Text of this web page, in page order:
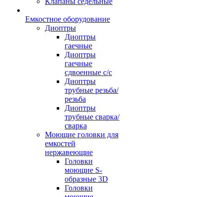
Емкостное оборудование
Диоптры
Диоптры
гаечные
Диоптры
гаечные
сдвоенные c/c
Диоптры
трубные резьба/
резьба
Диоптры
трубные сварка/
сварка
Моющие головки для
емкостей
нержавеющие
Головки
моющие S-
образные 3D
Головки